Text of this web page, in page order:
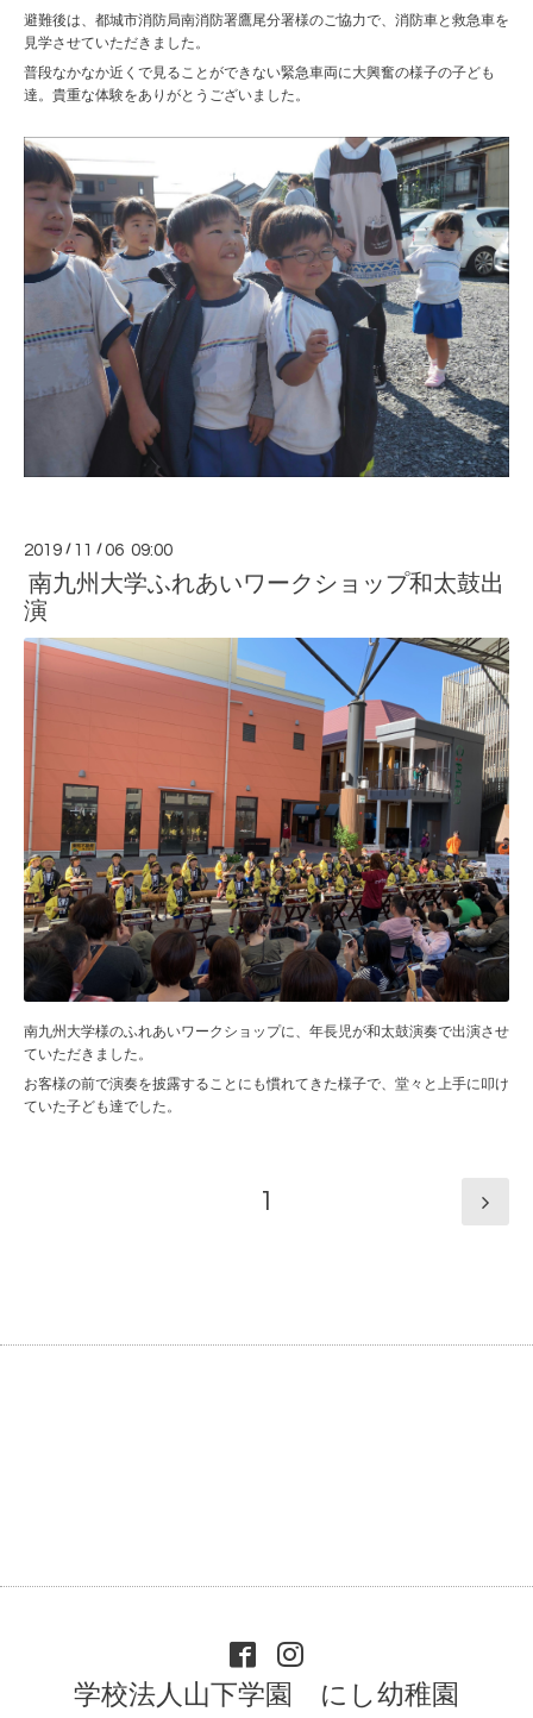
避難後は、都城市消防局南消防署鷹尾分署様のご協力で、消防車と救急車を
見学させていただきました。
普段なかなか近くで見ることができない緊急車両に大興奮の様子の子ども
達。貴重な体験をありがとうございました。
2019 / 11 /06 09:00
南九州大学ふれあいワークショップ和太鼓出
演
南九州大学様のふれあいワークショップに、年長児が和太鼓演奏で出演させ
ていただきました。
お客様の前で演奏を披露することにも慣れてきた様子で、堂々と上手に叩け
ていた子ども達でした。
1
学校法人山下学園 にし幼稚園